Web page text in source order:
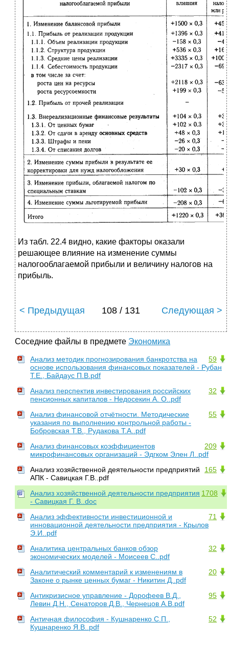
Из табл. 22.4 видно, какие факторы оказали
решающее влияние на изменение суммы
налогооблагаемой прибыли и величину налогов на
прибыль.
< Предыдущая 108 / 131 Следующая >
Соседние файлы в предмете Экономика
59
Анализ методик прогнозирования банкротства на
основе использования финансовых показателей - Рубан
Т.Е., Байдаус П.В.pdf
32
Анализ перспектив инвестирования российских
пенсионных капиталов - Недосекин А. О..pdf
55
Анализ финансовой отчётности. Методические
указания по выполнению контрольной работы -
Бобровская Т.В., Рудакова Т.А..pdf
209
Анализ финансовых коэффициентов
микрофинансовых организаций - Эдгком Элен Л..pdf
165
Анализ хозяйственной деятельности предприятий
АПК - Савицкая Г.В..pdf
1708
Анализ хозяйственной деятельности предприятия
- Савицкая Г. В..doc
71
Анализ эффективности инвестиционной и
инновационной деятельности предприятия - Крылов
Э.И..pdf
32
Аналитика центральных банков обзор
экономических моделей - Моисеев С..pdf
20
Аналитический комментарий к изменениям в
Законе о рынке ценных бумаг - Никитин Д..pdf
95
Антикризисное управление - Дорофеев В.Д.,
Левин Д.Н., Сенаторов Д.В., Чернецов А.В.pdf
52
Античная философия - Кушнаренко С.П.,
Кушнаренко Я.В..pdf